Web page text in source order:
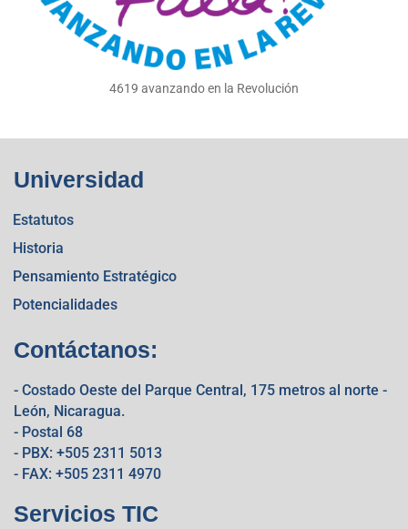
4619 avanzando en la Revolución
Universidad
Estatutos
Historia
Pensamiento Estratégico
Potencialidades
Contáctanos:
- Costado Oeste del Parque Central, 175 metros al norte -
León, Nicaragua.
- Postal 68
- PBX: +505 2311 5013
- FAX: +505 2311 4970
Servicios TIC